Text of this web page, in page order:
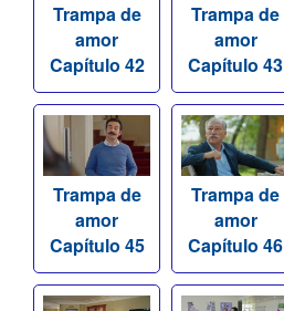
Trampa de
amor
Capítulo 42
Trampa de
amor
Capítulo 43
Trampa de
amor
Capítulo 45
Trampa de
amor
Capítulo 46